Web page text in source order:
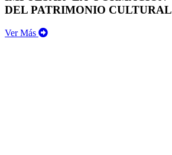
DEL PATRIMONIO CULTURAL
Ver Más